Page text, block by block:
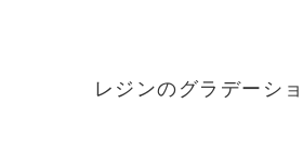
レジンのグラデーシ